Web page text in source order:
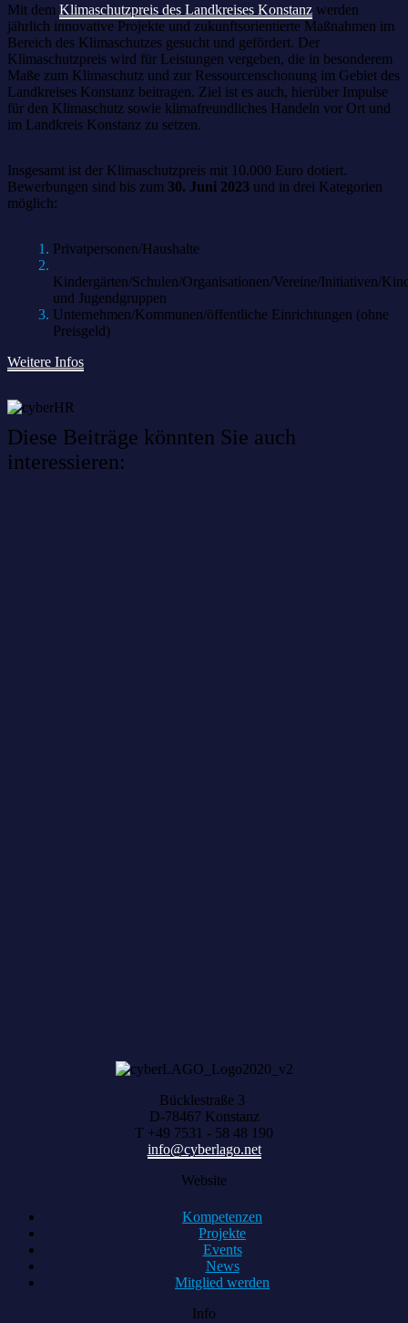
Mit dem Klimaschutzpreis des Landkreises Konstanz werden
jährlich innovative Projekte und zukunftsorientierte Maßnahmen im
Bereich des Klimaschutzes gesucht und gefördert. Der
Klimaschutzpreis wird für Leistungen vergeben, die in besonderem
Maße zum Klimaschutz und zur Ressourcenschonung im Gebiet des
Landkreises Konstanz beitragen. Ziel ist es auch, hierüber Impulse
für den Klimaschutz sowie klimafreundliches Handeln vor Ort und
im Landkreis Konstanz zu setzen.
Insgesamt ist der Klimaschutzpreis mit 10.000 Euro dotiert.
Bewerbungen sind bis zum 30. Juni 2023 und in drei Kategorien
möglich:
Privatpersonen/Haushalte
Kindergärten/Schulen/Organisationen/Vereine/Initiativen/
und Jugendgruppen
Unternehmen/Kommunen/öffentliche Einrichtungen (ohne
Preisgeld)
Weitere Infos
Diese Beiträge könnten Sie auch
interessieren:
Bücklestraße 3
D-78467 Konstanz
T +49 7531 - 58 48 190
info@cyberlago.net
Website
Kompetenzen
Projekte
Events
News
Mitglied werden
Info